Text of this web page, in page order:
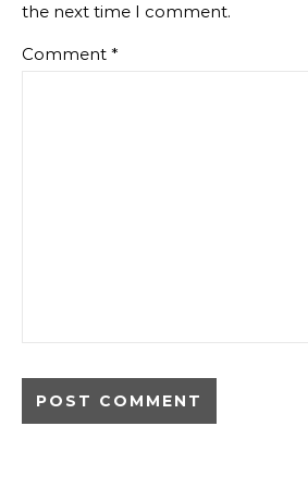
the next time I comment.
Comment *